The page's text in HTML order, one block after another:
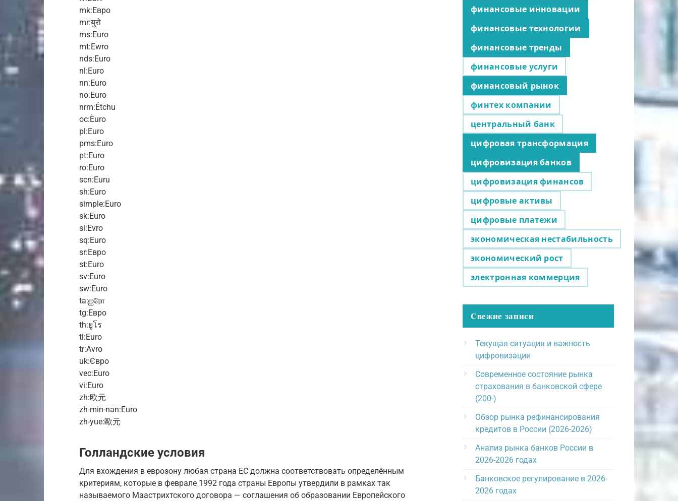
mk:Евро
mr:युरो
ms:Euro
mt:Ewro
nds:Euro
nl:Euro
nn:Euro
no:Euro
nrm:Étchu
oc:Èuro
pl:Euro
pms:Euro
pt:Euro
ro:Euro
scn:Euru
sh:Euro
simple:Euro
sk:Euro
sl:Evro
sq:Euro
sr:Евро
st:Euro
sv:Euro
sw:Euro
ta:ஐரோ
tg:Евро
th:ยูโร
tl:Euro
tr:Avro
uk:Євро
vec:Euro
vi:Euro
zh:欧元
zh-min-nan:Euro
zh-yue:歐元
Голландские условия
Для вхождения в еврозону любая страна ЕС должна соответствовать определённым
критериям, которые в феврале 1992 года страны Европы утвердили в рамках так
называемого Маастрихтского договора — соглашения об образовании Европейского
финансовые инновации
финансовые технологии
финансовые тренды
финансовые услуги
финансовый рынок
финтех компании
центральный банк
цифровая трансформация
цифровизация банков
цифровизация финансов
цифровые активы
цифровые платежи
экономическая нестабильность
экономический рост
электронная коммерция
Свежие записи
Текущая ситуация и важность
цифровизации
Современное состояние рынка
страхования в банковской сфере
(200-)
Обзор рынка рефинансирования
кредитов в России (2026-2026)
Анализ рынка банков России в
2026-2026 годах
Банковское регулирование в 2026-
2026 годах